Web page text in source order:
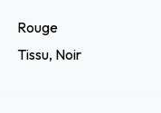
Rouge
Tissu, Noir